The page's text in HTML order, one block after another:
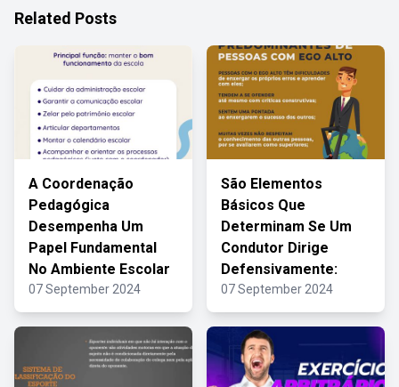
Related Posts
A Coordenação
Pedagógica
Desempenha Um
Papel Fundamental
No Ambiente Escolar
07 September 2024
São Elementos
Básicos Que
Determinam Se Um
Condutor Dirige
Defensivamente:
07 September 2024